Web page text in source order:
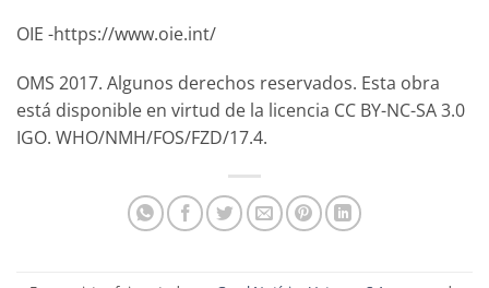
OIE -https://www.oie.int/
OMS 2017. Algunos derechos reservados. Esta obra
está disponible en virtud de la licencia CC BY-NC-SA 3.0
IGO. WHO/NMH/FOS/FZD/17.4.